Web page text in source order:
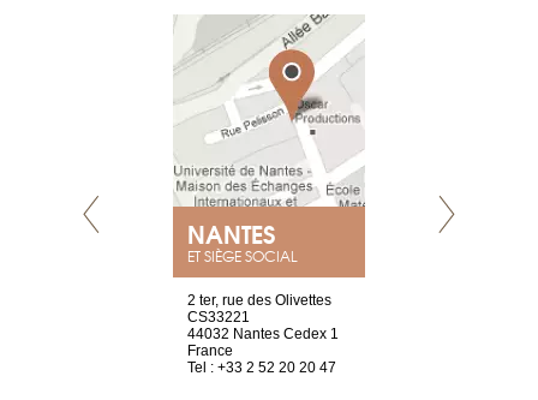
NANTES
ET SIÈGE SOCIAL
2 ter, rue des Olivettes
CS33221
44032 Nantes Cedex 1
France
Tel : +33 2 52 20 20 47